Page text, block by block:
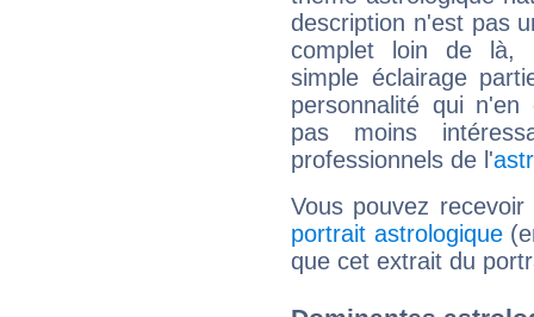
description n'est pas
complet loin de là,
simple éclairage
personnalité qui n'en
pas moins
professionnels de l'
Vous pouvez
portrait astrologique
que cet extrait du